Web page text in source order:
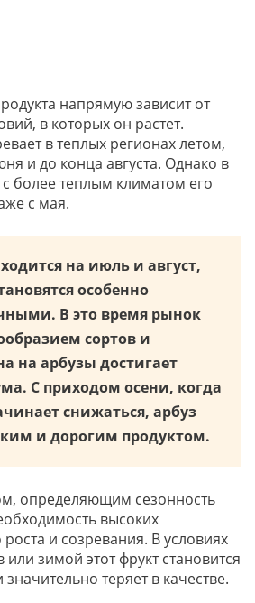
напрямую зависит от
в которых он растет.
в теплых регионах летом,
и до конца августа. Однако в
более теплым климатом его
с мая.
на июль и август,
особенно
В это время рынок
сортов и
на арбузы достигает
С приходом осени, когда
снижаться, арбуз
и дорогим продуктом.
определяющим сезонность
высоких
и созревания. В условиях
зимой этот фрукт становится
теряет в качестве.